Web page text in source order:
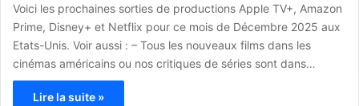
Voici les prochaines sorties de productions Apple TV+, Amazon
Prime, Disney+ et Netflix pour ce mois de Décembre 2025 aux
Etats-Unis. Voir aussi : – Tous les nouveaux films dans les
cinémas américains ou nos critiques de séries sont dans…
Lire la suite »